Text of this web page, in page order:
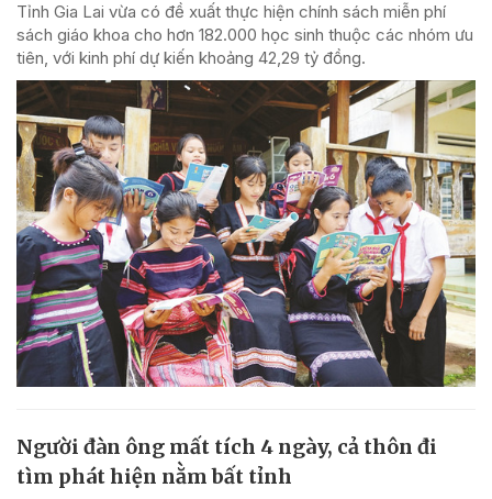
Tỉnh Gia Lai vừa có đề xuất thực hiện chính sách miễn phí
sách giáo khoa cho hơn 182.000 học sinh thuộc các nhóm ưu
tiên, với kinh phí dự kiến khoảng 42,29 tỷ đồng.
Người đàn ông mất tích 4 ngày, cả thôn đi
tìm phát hiện nằm bất tỉnh